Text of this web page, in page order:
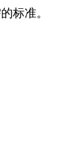
标准。